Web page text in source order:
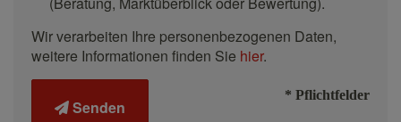
Wir verarbeiten Ihre personenbezogenen Daten,
weitere Informationen finden Sie hier.
Senden
* Pflichtfelder